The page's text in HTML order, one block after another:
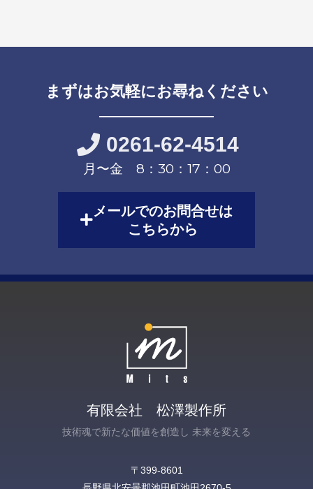
まずはお気軽にお尋ねください
0261-62-4514
月〜金 8：30：17：00
メールでのお問合せは
こちらから
有限会社 松澤製作所
技術魂で新たな価値を創造し 未来を変える
〒399-8601